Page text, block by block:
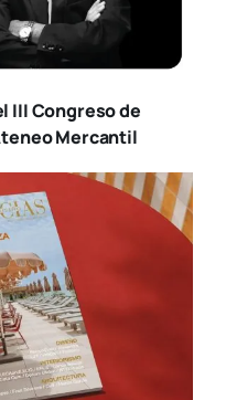
III Congreso de
Mercantil